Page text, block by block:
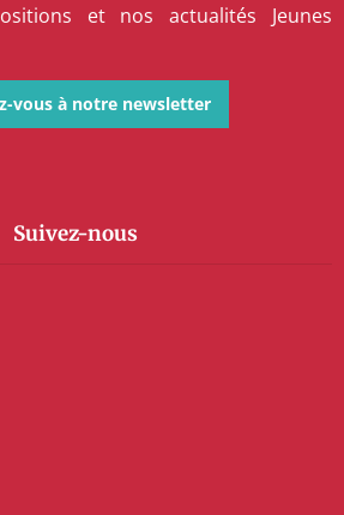
et nos actualités Jeunes
vous à notre newsletter
Suivez-nous